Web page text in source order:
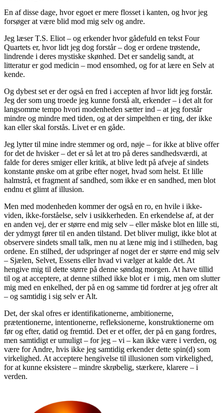
En af disse dage, hvor egoet er mere flosset i kanten, og hvor jeg
forsøger at være blid mod mig selv og andre.
Jeg læser T.S. Eliot – og erkender hvor gådefuld en tekst Four
Quartets er, hvor lidt jeg dog forstår – dog er ordene trøstende,
lindrende i deres mystiske skønhed. Det er sandelig sandt, at
litteratur er god medicin – mod ensomhed, og for at lære en Selv at
kende.
Og dybest set er der også en fred i accepten af hvor lidt jeg forstår.
Jeg der som ung troede jeg kunne forstå alt, erkender – i det alt for
langsomme tempo hvori modenheden sætter ind – at jeg forstår
mindre og mindre med tiden, og at der simpelthen er ting, der ikke
kan eller skal forstås. Livet er en gåde.
Jeg lytter til mine indre stemmer og ord, nøje – for ikke at blive offer
for det de hvisker – det er så let at tro på deres sandhedsværdi, at
falde for deres smiger eller kritik, at blive ledt på afveje af sindets
konstante ønske om at gribe efter noget, hvad som helst. Et lille
halmstrå, et fragment af sandhed, som ikke er en sandhed, men blot
endnu et glimt af illusion.
Men med modenheden kommer der også en ro, en hvile i ikke-
viden, ikke-forståelse, selv i usikkerheden. En erkendelse af, at der
en anden vej, der er større end mig selv – eller måske blot en lille sti,
der ydmygt fører til en anden tilstand. Det bliver muligt, ikke blot at
observere sindets small talk, men nu at læne mig ind i stilheden, bag
ordene. En stilhed, der udspringer af noget der er større end mig selv
– Sjælen, Selvet, Essens eller hvad vi vælger at kalde det. At
hengive mig til dette større på denne søndag morgen. At have tillid
til og at acceptere, at denne stilhed ikke blot er i mig, men om slutter
mig med en enkelhed, der på en og samme tid fordrer at jeg ofrer alt
– og samtidig i sig selv er Alt.
Det, der skal ofres er identifikationerne, ambitionerne,
prætentionerne, intentionerne, refleksionerne, konstruktionerne om
før og efter, datid og fremtid. Det er et offer, der på en gang fordres,
men samtidigt er umuligt – for jeg – vi – kan ikke være i verden, og
være for Andre, hvis ikke jeg samtidig erkender dette spin(d) som
virkelighed. At acceptere hengivelse til illusionen som virkelighed,
for at kunne eksistere – mindre skrøbelig, stærkere, klarere – i
verden.